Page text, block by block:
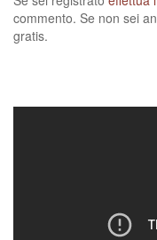
commento. Se non sei
gratis.